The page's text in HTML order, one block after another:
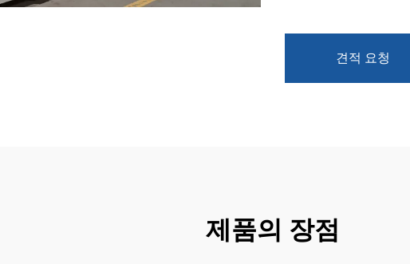
견적 요청
제품의 장점